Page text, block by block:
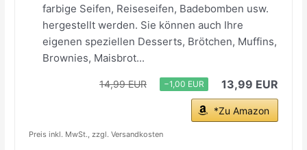
farbige Seifen, Reiseseifen, Badebomben usw.
hergestellt werden. Sie können auch Ihre
eigenen speziellen Desserts, Brötchen, Muffins,
Brownies, Maisbrot...
14,99 EUR −1,00 EUR 13,99 EUR
*Zu Amazon
Preis inkl. MwSt., zzgl. Versandkosten